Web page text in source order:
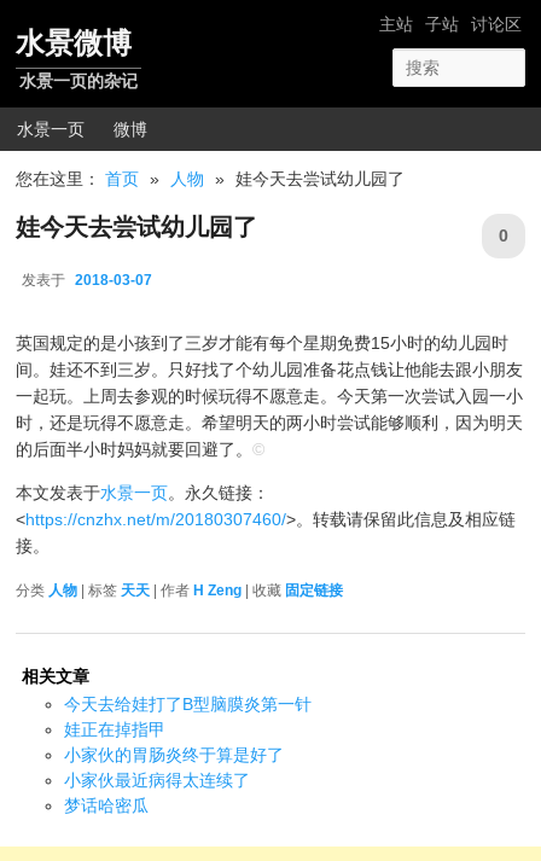
网站导航
主站 子站 讨论区
水景微博
水景一页的杂记
主菜单
水景一页 微博
您在这里：首页 » 人物 » 娃今天去尝试幼儿园了
娃今天去尝试幼儿园了
发表于 2018-03-07
0
英国规定的是小孩到了三岁才能有每个星期免费15小时的幼儿园时
间。娃还不到三岁。只好找了个幼儿园准备花点钱让他能去跟小朋友
一起玩。上周去参观的时候玩得不愿意走。今天第一次尝试入园一小
时，还是玩得不愿意走。希望明天的两小时尝试能够顺利，因为明天
的后面半小时妈妈就要回避了。©
本文发表于水景一页。永久链接：
<https://cnzhx.net/m/20180307460/>。转载请保留此信息及相应链
接。
分类 人物 | 标签 天天 | 作者 H Zeng | 收藏 固定链接
相关文章
今天去给娃打了B型脑膜炎第一针
娃正在掉指甲
小家伙的胃肠炎终于算是好了
小家伙最近病得太连续了
梦话哈密瓜